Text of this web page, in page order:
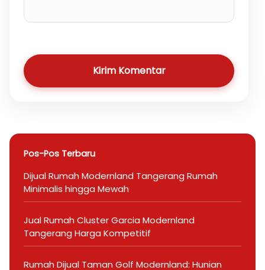
Kirim Komentar
Pos-Pos Terbaru
Dijual Rumah Modernland Tangerang Rumah
Minimalis hingga Mewah
Jual Rumah Cluster Garcia Modernland
Tangerang Harga Kompetitif
Rumah Dijual Taman Golf Modernland: Hunian